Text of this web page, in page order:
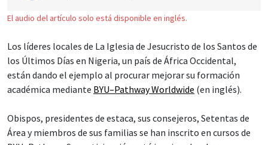
El audio del artículo solo está disponible en inglés.
Los líderes locales de La Iglesia de Jesucristo de los Santos de
los Últimos Días en Nigeria, un país de África Occidental,
están dando el ejemplo al procurar mejorar su formación
académica mediante BYU–Pathway Worldwide (en inglés).
Obispos, presidentes de estaca, sus consejeros, Setentas de
Área y miembros de sus familias se han inscrito en cursos de